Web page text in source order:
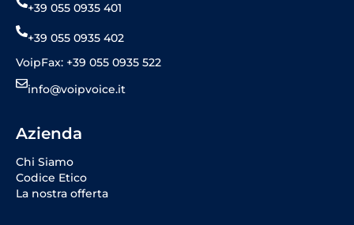
+39 055 0935 401
+39 055 0935 402
VoipFax: +39 055 0935 522
info@voipvoice.it
Azienda
Chi Siamo
Codice Etico
La nostra offerta